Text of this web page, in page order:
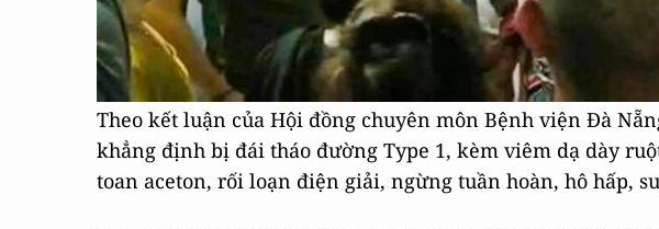
Theo kết luận của Hội đồng chuyên môn Bệnh viện Đà
khẳng định bị đái tháo đường Type 1, kèm viêm dạ dày
toan aceton, rối loạn điện giải, ngừng tuần hoàn, hô hấp,